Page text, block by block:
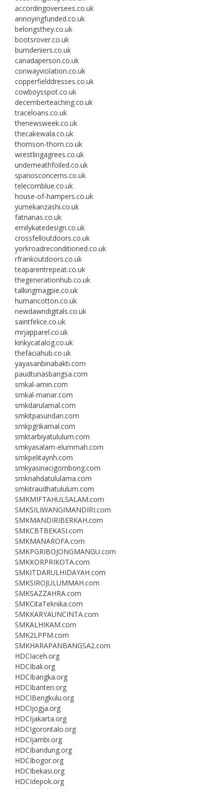
accordingoversees.co.uk
annoyingfunded.co.uk
belongsthey.co.uk
bootsrover.co.uk
burndeniers.co.uk
canadaperson.co.uk
conwayviolation.co.uk
copperfielddresses.co.uk
cowboysspot.co.uk
decemberteaching.co.uk
traceloans.co.uk
thenewsweek.co.uk
thecakewala.co.uk
thomson-thorn.co.uk
wrestlingagrees.co.uk
underneathfoiled.co.uk
spanosconcerns.co.uk
telecomblue.co.uk
house-of-hampers.co.uk
yumekanzashi.co.uk
fatnanas.co.uk
emilykatedesign.co.uk
crossfelloutdoors.co.uk
yorkroadreconditioned.co.uk
rfrankoutdoors.co.uk
teaparentrepeat.co.uk
thegenerationhub.co.uk
talkingmagpie.co.uk
humancotton.co.uk
newdawndigitals.co.uk
saintfelice.co.uk
mrjapparel.co.uk
kinkycatalog.co.uk
thefaciahub.co.uk
yayasanbinabakti.com
paudtunasbangsa.com
smkal-amin.com
smkal-manar.com
smkdarulamal.com
smkitpasundan.com
smkpgrikamal.com
smktarbiyatululum.com
smkyasalam-elummah.com
smkpelitaynh.com
smkyasinacigombong.com
smknahdatululama.com
smkitraudhatululum.com
SMKMIFTAHULSALAM.com
SMKSILIWANGIMANDIRI.com
SMKMANDIRIBERKAH.com
SMKCBTBEKASI.com
SMKMANAROFA.com
SMKPGRIBOJONGMANGU.com
SMKKORPRIKOTA.com
SMKITDARULHIDAYAH.com
SMKSIROJULUMMAH.com
SMKSAZZAHRA.com
SMKCitaTeknika.com
SMKKARYAUNCINTA.com
SMKALHIKAM.com
SMK2LPPM.com
SMKHARAPANBANGSA2.com
HDCIaceh.org
HDCIbali.org
HDCIbangka.org
HDCIbanten.org
HDCIBengkulu.org
HDCIjogja.org
HDCIjakarta.org
HDCIgorontalo.org
HDCIjambi.org
HDCIbandung.org
HDCIbogor.org
HDCIbekasi.org
HDCIdepok.org